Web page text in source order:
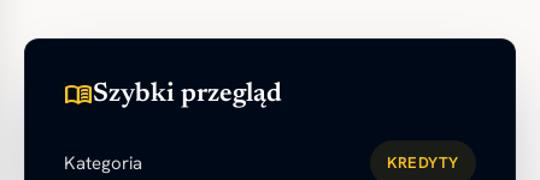
menu_bookSzybki przegląd
Kategoria KREDYTY